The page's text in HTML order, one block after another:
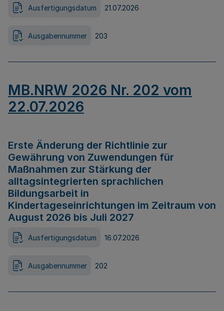
Ausfertigungsdatum 21.07.2026
Ausgabennummer 203
MB.NRW 2026 Nr. 202 vom
22.07.2026
Erste Änderung der Richtlinie zur
Gewährung von Zuwendungen für
Maßnahmen zur Stärkung der
alltagsintegrierten sprachlichen
Bildungsarbeit in
Kindertageseinrichtungen im Zeitraum von
August 2026 bis Juli 2027
Ausfertigungsdatum 16.07.2026
Ausgabennummer 202